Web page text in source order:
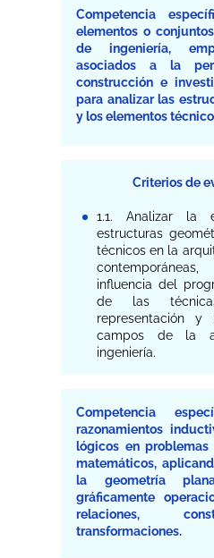
Competencia
elementos o
de ingeniería,
asociados a la
construcción e
para analizar las
y los elementos
Criterios de
1.1. Analizar la
estructuras
técnicos en la
influencia del
de las
representación
campos de la
ingeniería.
Competencia
razonamientos
lógicos en
matemáticos,
la geometría
gráficamente
relaciones,
transformaciones.